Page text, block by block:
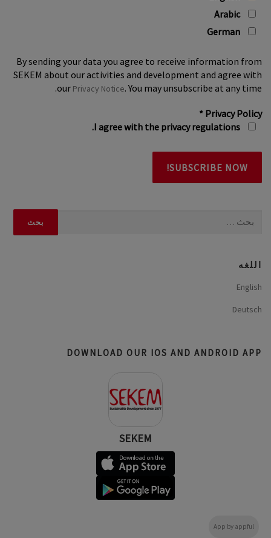
Arabic
By sending your data you agree to receive information from
SEKEM about our activities and development and agree with
our Privacy Notice. You may unsubscribe at any time.
Privacy Policy
*
اللغه
English
Deutsch
DOWNLOAD OUR IOS AND ANDROID APP
SEKEM
App by appful